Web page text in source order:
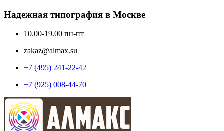
Надежная типография в Москве
10.00-19.00 пн-пт
zakaz@almax.su
+7 (495) 241-22-42
+7 (925) 008-44-70